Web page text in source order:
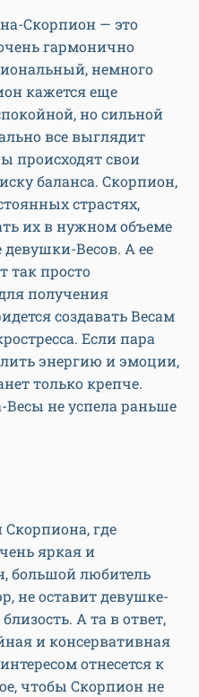
Скорпион — это
гармонично
немного
кажется еще
но сильной
все выглядит
происходят свои
баланса. Скорпион,
страстях,
их в нужном объеме
Весов. А ее
так просто
получения
создавать Весам
Если пара
энергию и эмоции,
только крепче.
не успела раньше
где
яркая и
большой любитель
не оставит девушке-
А та в ответ,
и консервативная
отнесется к
чтобы Скорпион не